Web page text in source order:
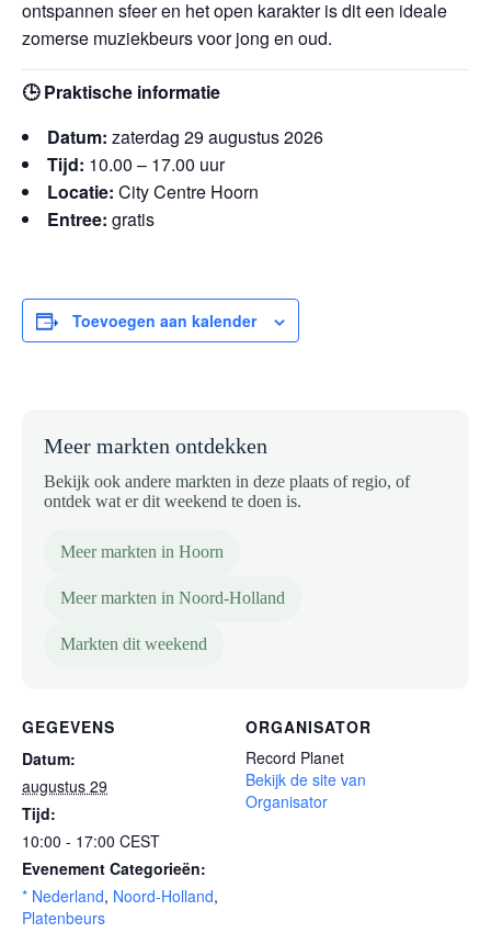
ontspannen sfeer en het open karakter is dit een ideale
zomerse muziekbeurs voor jong en oud.
🕒 Praktische informatie
Datum: zaterdag 29 augustus 2026
Tijd: 10.00 – 17.00 uur
Locatie: City Centre Hoorn
Entree: gratis
Toevoegen aan kalender
Meer markten ontdekken
Bekijk ook andere markten in deze plaats of regio, of
ontdek wat er dit weekend te doen is.
Meer markten in Hoorn
Meer markten in Noord-Holland
Markten dit weekend
GEGEVENS
Datum:
augustus 29
Tijd:
10:00 - 17:00 CEST
Evenement Categorieën:
* Nederland, Noord-Holland,
Platenbeurs
ORGANISATOR
Record Planet
Bekijk de site van
Organisator